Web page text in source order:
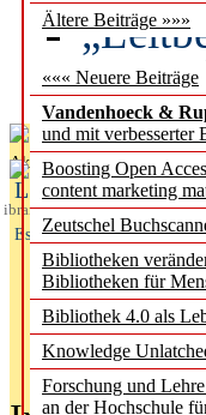
Ältere Beiträge »»»
««« Neuere Beiträge
Vandenhoeck &
und mit verbesserter
Boosting Open
content marketing
Zeutschel
Bibliotheken
Bibliotheken für
Bibliothek 4.0 als
Knowledge
Forschung und
an der Hochschule
des
Aktuelles aus
L
ibrary
Essentials